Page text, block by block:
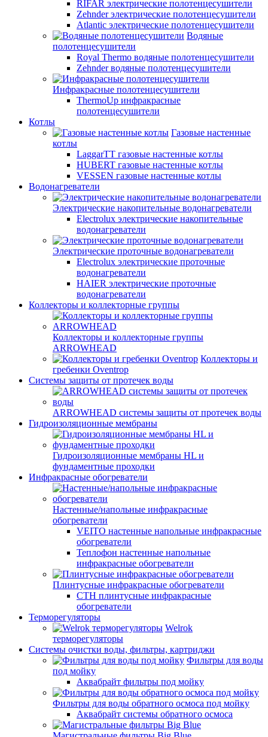
RIFAR электрические полотенцесушители
Zehnder электрические полотенцесушители
Atlantic электрические полотенцесушители
Водяные
полотенцесушители
Royal Thermo водяные полотенцесушители
Zehnder водяные полотенцесушители
Инфракрасные полотенцесушители
ThermoUp инфракрасные
полотенцесушители
Котлы
Газовые настенные
котлы
LaggarTT газовые настенные котлы
HUBERT газовые настенные котлы
VESSEN газовые настенные котлы
Водонагреватели
Электрические накопительные водонагреватели
Electrolux электрические накопительные
водонагреватели
Электрические проточные водонагреватели
Electrolux электрические проточные
водонагреватели
HAIER электрические проточные
водонагреватели
Коллекторы и коллекторные группы
Коллекторы и коллекторные группы
ARROWHEAD
Коллекторы и
гребенки Oventrop
Системы защиты от протечек воды
ARROWHEAD системы защиты от протечек воды
Гидроизоляционные мембраны
Гидроизоляционные мембраны HL и
фундаментные проходки
Инфракрасные обогреватели
Настенные/напольные инфракрасные
обогреватели
VEITO настенные напольные инфракрасные
обогреватели
Теплофон настенные напольные
инфракрасные обогреватели
Плинтусные инфракрасные обогреватели
СТН плинтусные инфракрасные
обогреватели
Терморегуляторы
Welrok
терморегуляторы
Системы очистки воды, фильтры, картриджи
Фильтры для воды
под мойку
Аквабрайт фильтры под мойку
Фильтры для воды обратного осмоса под мойку
Аквабрайт системы обратного осмоса